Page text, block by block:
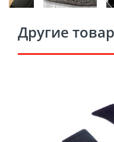
Другие